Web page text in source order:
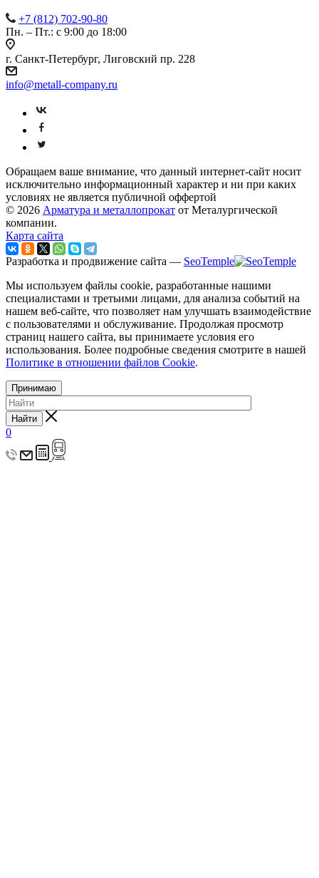
+7 (812) 702-90-80
Пн. – Пт.: с 9:00 до 18:00
г. Санкт-Петербург, Лиговский пр. 228
info@metall-company.ru
Обращаем ваше внимание, что данный интернет-сайт носит
исключительно информационный характер и ни при каких
условиях не является публичной оффертой
© 2026 Арматура и металлопрокат от Металургической
компании.
Карта сайта
Разработка и продвижение сайта — SeoTemple
Мы используем файлы cookie, разработанные нашими
специалистами и третьими лицами, для анализа событий на
нашем веб-сайте, что позволяет нам улучшать взаимодействие
с пользователями и обслуживание. Продолжая просмотр
страниц нашего сайта, вы принимаете условия его
использования. Более подробные сведения смотрите в нашей
Политике в отношении файлов Cookie.
Принимаю
Найти
0